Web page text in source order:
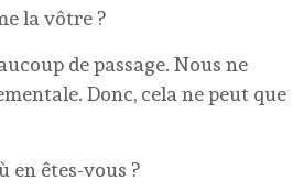
la vôtre ?
de passage. Nous ne
Donc, cela ne peut que
en êtes-vous ?